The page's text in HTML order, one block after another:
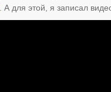
. А для этой, я записал